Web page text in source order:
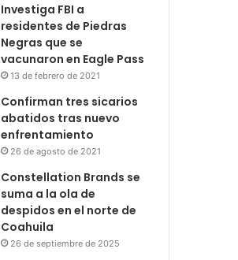
Investiga FBI a
residentes de Piedras
Negras que se
vacunaron en Eagle Pass
13 de febrero de 2021
Confirman tres sicarios
abatidos tras nuevo
enfrentamiento
26 de agosto de 2021
Constellation Brands se
suma a la ola de
despidos en el norte de
Coahuila
26 de septiembre de 2025